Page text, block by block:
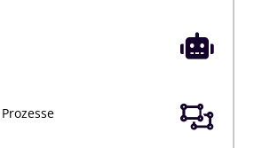

